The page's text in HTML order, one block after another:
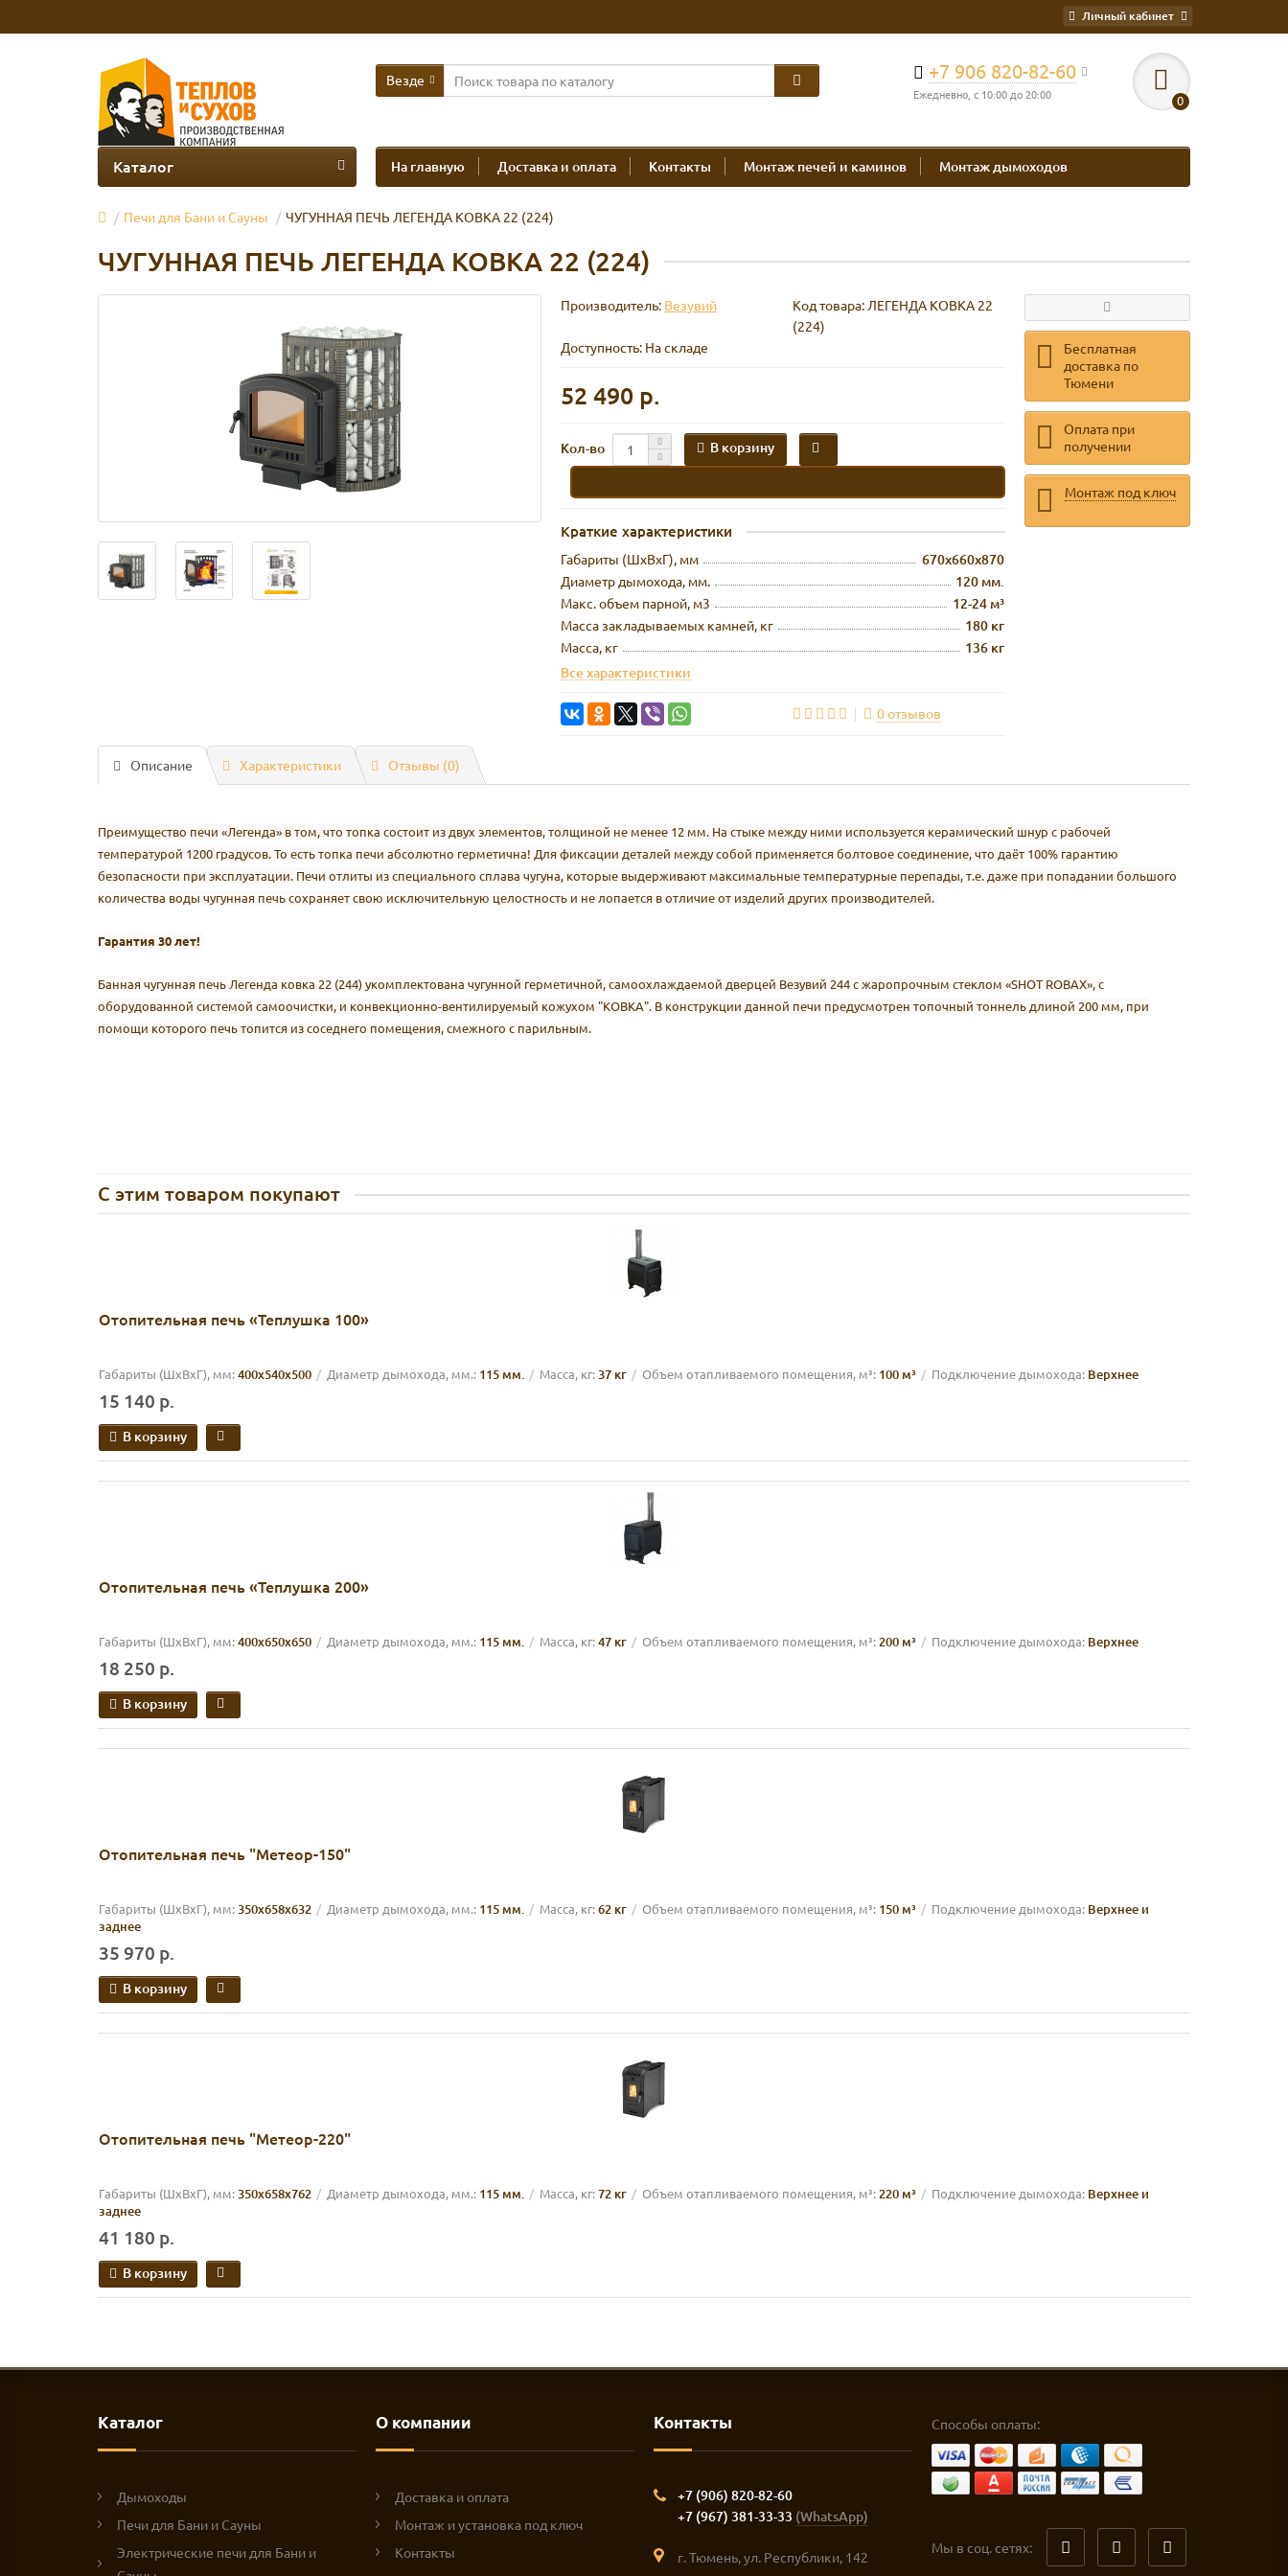
Личный кабинет
+7 906 820-82-60
Ежедневно, с 10:00 до 20:00 0
Везде
На главную Доставка и оплата Контакты Монтаж печей и каминов Монтаж дымоходов
Каталог
Печи для Бани и Сауны ЧУГУННАЯ ПЕЧЬ ЛЕГЕНДА КОВКА 22 (224)
ЧУГУННАЯ ПЕЧЬ ЛЕГЕНДА КОВКА 22 (224)
Производитель: Везувий Код товара: ЛЕГЕНДА КОВКА 22
(224)
Доступность: На складе
52 490 р.
Кол-во
В корзину
Краткие характеристики
Габариты (ШхВхГ), мм 670х660х870
Диаметр дымохода, мм. 120 мм.
Макс. объем парной, м3 12-24 м³
Масса закладываемых камней, кг 180 кг
Масса, кг
136 кг
Все характеристики
0 отзывов
Бесплатная
доставка по
Тюмени
Оплата при
получении
Монтаж под ключ
Описание Характеристики Отзывы (0)
Преимущество печи «Легенда» в том, что топка состоит из двух элементов, толщиной не менее 12 мм. На стыке между ними используется керамический шнур с рабочей
температурой 1200 градусов. То есть топка печи абсолютно герметична! Для фиксации деталей между собой применяется болтовое соединение, что даёт 100% гарантию
безопасности при эксплуатации. Печи отлиты из специального сплава чугуна, которые выдерживают максимальные температурные перепады, т.е. даже при попадании большого
количества воды чугунная печь сохраняет свою исключительную целостность и не лопается в отличие от изделий других производителей.
Гарантия 30 лет!
Банная чугунная печь Легенда ковка 22 (244) укомплектована чугунной герметичной, самоохлаждаемой дверцей Везувий 244 с жаропрочным стеклом «SHOT ROBAX», с
оборудованной системой самоочистки, и конвекционно-вентилируемый кожухом "КОВКА". В конструкции данной печи предусмотрен топочный тоннель длиной 200 мм, при
помощи которого печь топится из соседнего помещения, смежного с парильным.
С этим товаром покупают
Отопительная печь «Теплушка 100»
Габариты (ШхВхГ), мм:400х540х500 Диаметр дымохода, мм.: 115 мм. Масса, кг:37 кг Объем отапливаемого помещения, м³: 100 м³ Подключение дымохода: Верхнее
15 140 р.
В корзину
Отопительная печь «Теплушка 200»
Габариты (ШхВхГ), мм:400х650х650 Диаметр дымохода, мм.: 115 мм. Масса, кг:47 кг Объем отапливаемого помещения, м³:200 м³ Подключение дымохода: Верхнее
18 250 р.
В корзину
Отопительная печь "Метеор-150"
Габариты (ШхВхГ), мм:350х658х632 Диаметр дымохода, мм.: 115 мм. Масса, кг:62 кг Объем отапливаемого помещения, м³: 150 м³ Подключение дымохода: Верхнее и
заднее
35 970 р.
В корзину
Отопительная печь "Метеор-220"
Габариты (ШхВхГ), мм:350х658х762 Диаметр дымохода, мм.: 115 мм. Масса, кг:72 кг Объем отапливаемого помещения, м³:220 м³ Подключение дымохода: Верхнее и
заднее
41 180 р.
В корзину
Каталог
Дымоходы
Печи для Бани и Сауны
Электрические печи для Бани и
О компании
Доставка и оплата
Монтаж и установка под ключ
Контакты
Контакты
+7 (906) 820-82-60
+7 (967) 381-33-33 (WhatsApp)
г. Тюмень, ул. Республики, 142
Способы оплаты:
Мы в соц. сетях: